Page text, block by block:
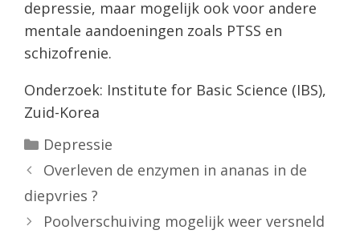
depressie, maar mogelijk ook voor andere
mentale aandoeningen zoals PTSS en
schizofrenie.
Onderzoek: Institute for Basic Science (IBS),
Zuid-Korea
Categorieën
Depressie
Overleven de enzymen in ananas in de
diepvries ?
Poolverschuiving mogelijk weer versneld